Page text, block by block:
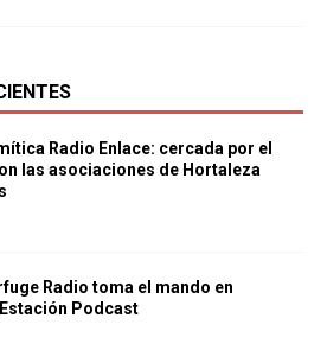
Radio Enlace: cercada por el
las asociaciones de Hortaleza
Radio toma el mando en
Podcast